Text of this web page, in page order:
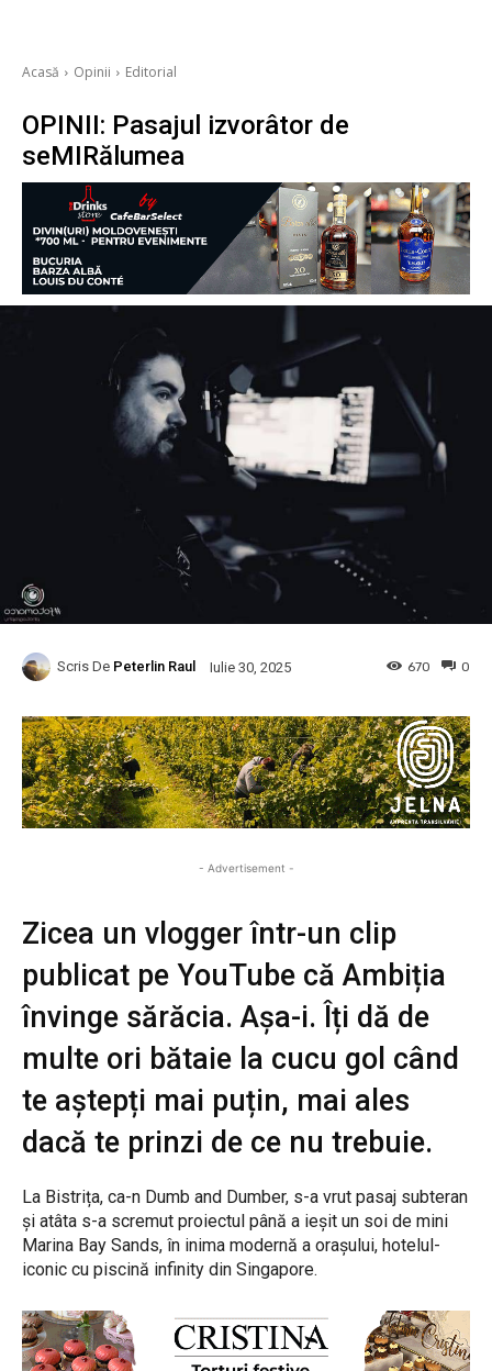
Acasă Opinii Editorial
OPINII: Pasajul izvorâtor de
seMIRălumea
Scris De Peterlin Raul Iulie 30, 2025 0
670
- Advertisement -
Zicea un vlogger într-un clip
publicat pe YouTube că Ambiția
învinge sărăcia. Așa-i. Îți dă de
multe ori bătaie la cucu gol când
te aștepți mai puțin, mai ales
dacă te prinzi de ce nu trebuie.
La Bistrița, ca-n Dumb and Dumber, s-a vrut pasaj subteran
și atâta s-a scremut proiectul până a ieșit un soi de mini
Marina Bay Sands, în inima modernă a orașului, hotelul-
iconic cu piscină infinity din Singapore.